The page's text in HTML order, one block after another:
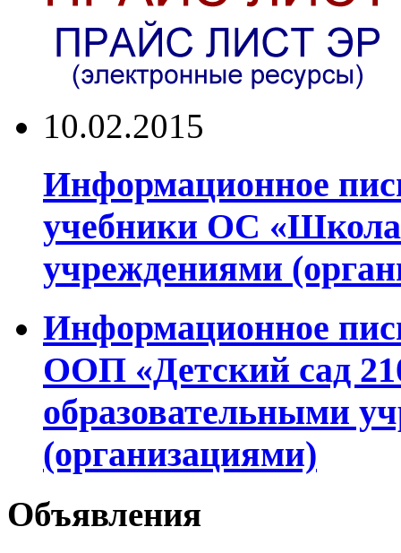
10.02.2015
Информационное
учебники ОС «Школа
учреждениями
Информационное
ООП «Детский сад
образовательными
(организациями)
Объявления